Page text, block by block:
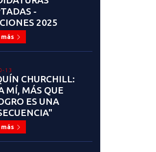
-
2025
13
CHURCHILL:
MÍ, MÁS QUE
ES UNA